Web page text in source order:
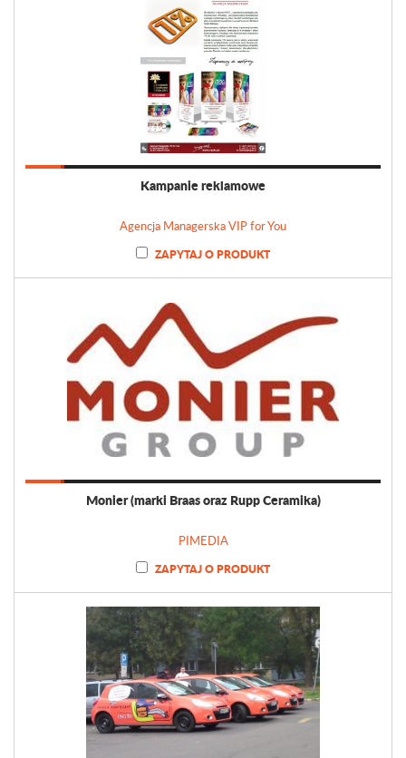
Kampanie reklamowe
Agencja Managerska VIP for You
ZAPYTAJ O PRODUKT
Monier (marki Braas oraz Rupp Ceramika)
PIMEDIA
ZAPYTAJ O PRODUKT